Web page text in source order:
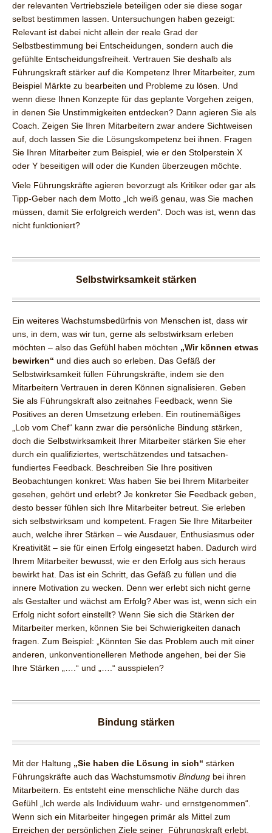
der relevanten Vertriebsziele beteiligen oder sie diese sogar
selbst bestimmen lassen. Untersuchungen haben gezeigt:
Relevant ist dabei nicht allein der reale Grad der
Selbstbestimmung bei Entscheidungen, sondern auch die
gefühlte Entscheidungsfreiheit. Vertrauen Sie deshalb als
Führungskraft stärker auf die Kompetenz Ihrer Mitarbeiter, zum
Beispiel Märkte zu bearbeiten und Probleme zu lösen. Und
wenn diese Ihnen Konzepte für das geplante Vorgehen zeigen,
in denen Sie Unstimmigkeiten entdecken? Dann agieren Sie als
Coach. Zeigen Sie Ihren Mitarbeitern zwar andere Sichtweisen
auf, doch lassen Sie die Lösungskompetenz bei ihnen. Fragen
Sie Ihren Mitarbeiter zum Beispiel, wie er den Stolperstein X
oder Y beseitigen will oder die Kunden überzeugen möchte.
Viele Führungskräfte agieren bevorzugt als Kritiker oder gar als
Tipp-Geber nach dem Motto „Ich weiß genau, was Sie machen
müssen, damit Sie erfolgreich werden“. Doch was ist, wenn das
nicht funktioniert?
Selbstwirksamkeit stärken
Ein weiteres Wachstumsbedürfnis von Menschen ist, dass wir
uns, in dem, was wir tun, gerne als selbstwirksam erleben
möchten – also das Gefühl haben möchten „Wir können etwas
bewirken“ und dies auch so erleben. Das Gefäß der
Selbstwirksamkeit füllen Führungskräfte, indem sie den
Mitarbeitern Vertrauen in deren Können signalisieren. Geben
Sie als Führungskraft also zeitnahes Feedback, wenn Sie
Positives an deren Umsetzung erleben. Ein routinemäßiges
„Lob vom Chef“ kann zwar die persönliche Bindung stärken,
doch die Selbstwirksamkeit Ihrer Mitarbeiter stärken Sie eher
durch ein qualifiziertes, wertschätzendes und tatsachen-
fundiertes Feedback. Beschreiben Sie Ihre positiven
Beobachtungen konkret: Was haben Sie bei Ihrem Mitarbeiter
gesehen, gehört und erlebt? Je konkreter Sie Feedback geben,
desto besser fühlen sich Ihre Mitarbeiter betreut. Sie erleben
sich selbstwirksam und kompetent. Fragen Sie Ihre Mitarbeiter
auch, welche ihrer Stärken – wie Ausdauer, Enthusiasmus oder
Kreativität – sie für einen Erfolg eingesetzt haben. Dadurch wird
Ihrem Mitarbeiter bewusst, wie er den Erfolg aus sich heraus
bewirkt hat. Das ist ein Schritt, das Gefäß zu füllen und die
innere Motivation zu wecken. Denn wer erlebt sich nicht gerne
als Gestalter und wächst am Erfolg? Aber was ist, wenn sich ein
Erfolg nicht sofort einstellt? Wenn Sie sich die Stärken der
Mitarbeiter merken, können Sie bei Schwierigkeiten danach
fragen. Zum Beispiel: „Könnten Sie das Problem auch mit einer
anderen, unkonventionelleren Methode angehen, bei der Sie
Ihre Stärken „….“ und „….“ ausspielen?
Bindung stärken
Mit der Haltung „Sie haben die Lösung in sich“ stärken
Führungskräfte auch das Wachstumsmotiv Bindung bei ihren
Mitarbeitern. Es entsteht eine menschliche Nähe durch das
Gefühl „Ich werde als Individuum wahr- und ernstgenommen“.
Wenn sich ein Mitarbeiter hingegen primär als Mittel zum
Erreichen der persönlichen Ziele seiner Führungskraft erlebt,